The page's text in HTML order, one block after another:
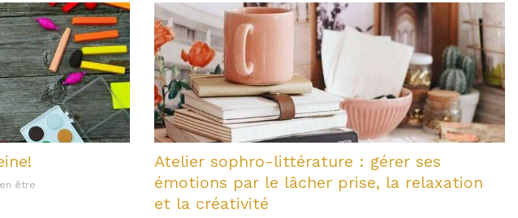
être
Atelier sophro-littérature : gérer ses
émotions par le lâcher prise, la relaxation
et la créativité